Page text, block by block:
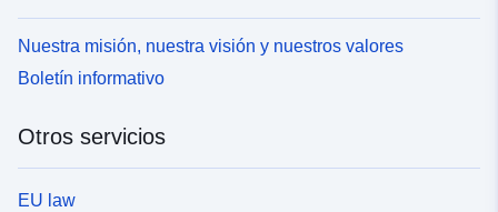
Nuestra misión, nuestra visión y nuestros valores
Boletín informativo
Otros servicios
EU law